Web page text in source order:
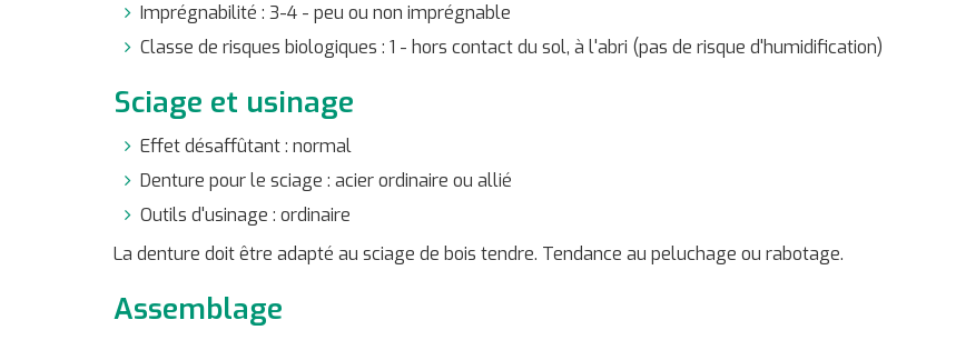
Imprégnabilité : 3-4 - peu ou non imprégnable
Classe de risques biologiques : 1 - hors contact du sol, à l'abri (pas de risque d'humidification)
Sciage et usinage
Effet désaffûtant : normal
Denture pour le sciage : acier ordinaire ou allié
Outils d'usinage : ordinaire
La denture doit être adapté au sciage de bois tendre. Tendance au peluchage ou rabotage.
Assemblage